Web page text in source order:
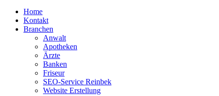
Home
Kontakt
Branchen
Anwalt
Apotheken
Ärzte
Banken
Friseur
SEO-Service Reinbek
Website Erstellung